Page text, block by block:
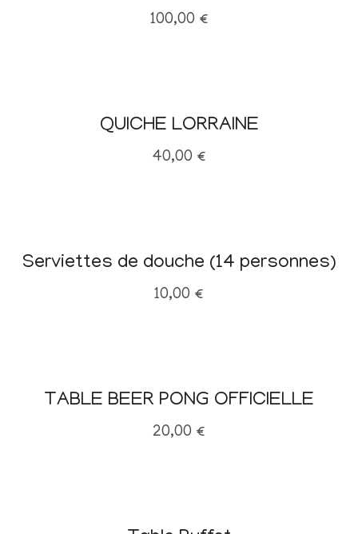
100,00 €
QUICHE LORRAINE
40,00 €
Serviettes de douche (14 personnes)
10,00 €
TABLE BEER PONG OFFICIELLE
20,00 €